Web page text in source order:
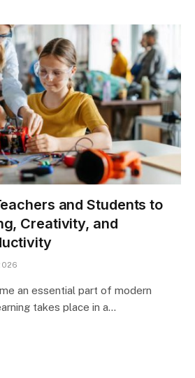
and Students to
Creativity, and
an essential part of modern
takes place in a…